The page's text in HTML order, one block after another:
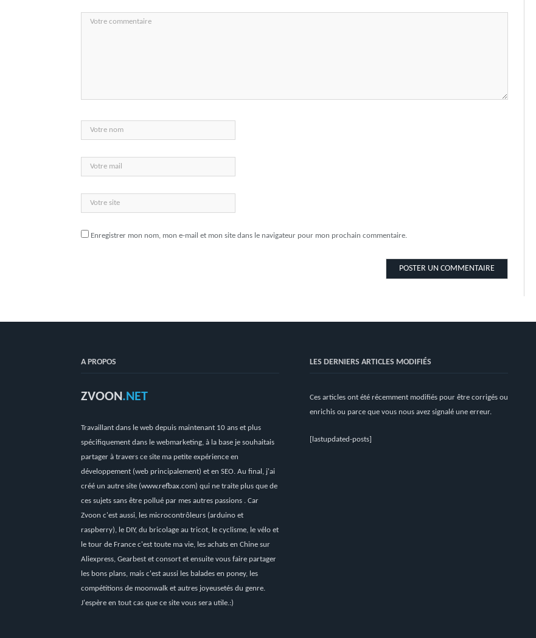
Enregistrer mon nom, mon e-mail et mon site dans le navigateur pour mon prochain commentaire.
A PROPOS
ZVOON.NET
Travaillant dans le web depuis maintenant 10 ans et plus
spécifiquement dans le webmarketing, à la base je souhaitais
partager à travers ce site ma petite expérience en
développement (web principalement) et en SEO. Au final, j'ai
créé un autre site (www.refbax.com) qui ne traite plus que de
ces sujets sans être pollué par mes autres passions . Car
Zvoon c'est aussi, les microcontrôleurs (arduino et
raspberry), le DIY, du bricolage au tricot, le cyclisme, le vélo et
le tour de France c'est toute ma vie, les achats en Chine sur
Aliexpress, Gearbest et consort et ensuite vous faire partager
les bons plans, mais c'est aussi les balades en poney, les
compétitions de moonwalk et autres joyeusetés du genre.
J'espère en tout cas que ce site vous sera utile.:)
LES DERNIERS ARTICLES MODIFIÉS
Ces articles ont été récemment modifiés pour être corrigés ou
enrichis ou parce que vous nous avez signalé une erreur.
[lastupdated-posts]